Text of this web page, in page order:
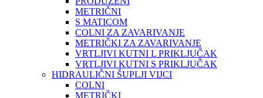
METRIČNI
S MATICOM
COLNI ZA ZAVARIVANJE
METRIČKI ZA ZAVARIVANJE
VRTLJIVI KUTNI L PRIKLJUČAK
VRTLJIVI KUTNI S PRIKLJUČAK
HIDRAULIČNI ŠUPLJI VIJCI
COLNI
METRIČKI